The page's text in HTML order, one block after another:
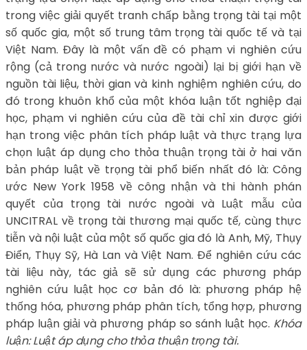
trong việc giải quyết tranh chấp bằng trọng tài tại một
số quốc gia, một số trung tâm trọng tài quốc tế và tại
Việt Nam. Đây là một vấn đề có phạm vi nghiên cứu
rộng (cả trong nước và nước ngoài) lại bị giới hạn về
nguồn tài liệu, thời gian và kinh nghiệm nghiên cứu, do
đó trong khuôn khổ của một khóa luận tốt nghiệp đại
học, phạm vi nghiên cứu của đề tài chỉ xin được giới
hạn trong việc phân tích pháp luật và thực trạng lựa
chọn luật áp dụng cho thỏa thuận trọng tài ở hai văn
bản pháp luật về trọng tài phổ biến nhất đó là: Công
ước New York 1958 về công nhận và thi hành phán
quyết của trọng tài nước ngoài và Luật mẫu của
UNCITRAL về trọng tài thương mại quốc tế, cùng thực
tiễn và nội luật của một số quốc gia đó là Anh, Mỹ, Thụy
Điển, Thụy Sỹ, Hà Lan và Việt Nam. Để nghiên cứu các
tài liệu này, tác giả sẽ sử dụng các phương pháp
nghiên cứu luật học cơ bản đó là: phương pháp hệ
thống hóa, phương pháp phân tích, tổng hợp, phương
pháp luận giải và phương pháp so sánh luật học. Khóa
luận: Luật áp dụng cho thỏa thuận trọng tài.